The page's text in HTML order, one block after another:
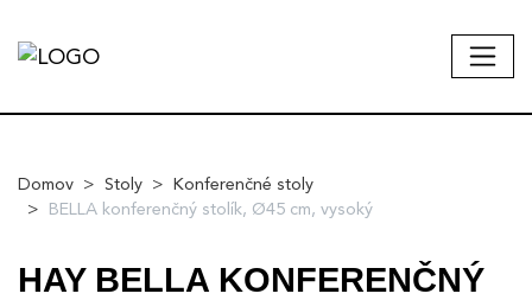
Domov Stoly
Konferenčné stoly
BELLA konferenčný stolík, Ø45 cm, vysoký
HAY BELLA KONFERENČNÝ